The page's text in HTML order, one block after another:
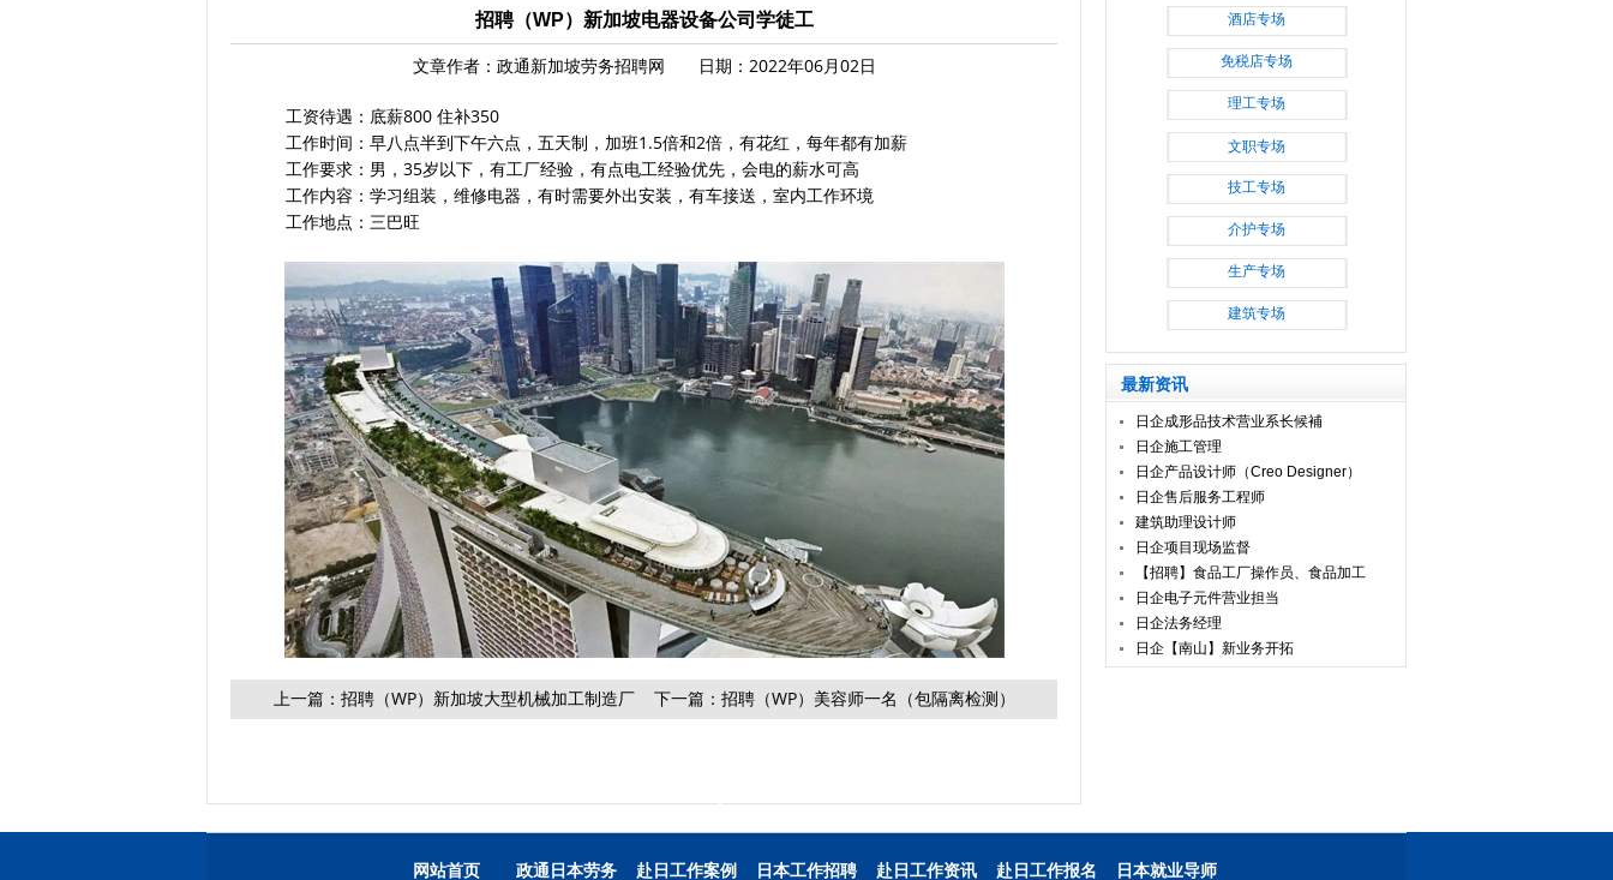
招聘（WP）新加坡电器设备公司学徒工
文章作者：政通新加坡劳务招聘网 日期：2022年06月02日
工资待遇：底薪800 住补350
工作时间：早八点半到下午六点，五天制，加班1.5倍和2倍，有花红，每年都有加薪
工作要求：男，35岁以下，有工厂经验，有点电工经验优先，会电的薪水可高
工作内容：学习组装，维修电器，有时需要外出安装，有车接送，室内工作环境
工作地点：三巴旺
上一篇： 招聘（WP）新加坡大型机械加工制造厂下一篇： 招聘（WP）美容师一名（包隔离检测）
酒店专场
免税店专场
理工专场
文职专场
技工专场
介护专场
生产专场
建筑专场
最新资讯
日企成形品技术营业系长候補
日企施工管理
日企产品设计师（Creo Designer）
日企售后服务工程师
建筑助理设计师
日企项目现场监督
【招聘】食品工厂操作员、食品加工
日企电子元件营业担当
日企法务经理
日企【南山】新业务开拓
网站首页 政通日本劳务 赴日工作案例 日本工作招聘 赴日工作资讯 赴日工作报名 日本就业导师